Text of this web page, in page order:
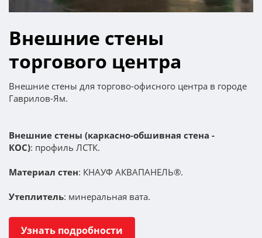
Внешние стены
торгового центра
Внешние стены для торгово-офисного центра в городе
Гаврилов-Ям.
Внешние стены (каркасно-обшивная стена -
КОС): профиль ЛСТК.
Материал стен: КНАУФ АКВАПАНЕЛЬ®.
Утеплитель: минеральная вата.
Узнать подробности